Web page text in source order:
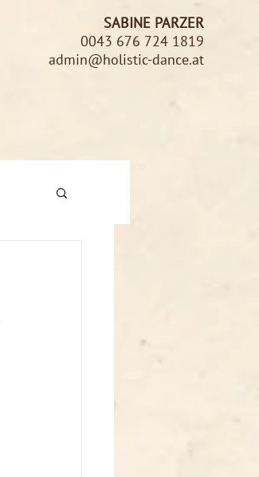
SABINE PARZER
0043 676 724 1819
admin@holistic-dance.at